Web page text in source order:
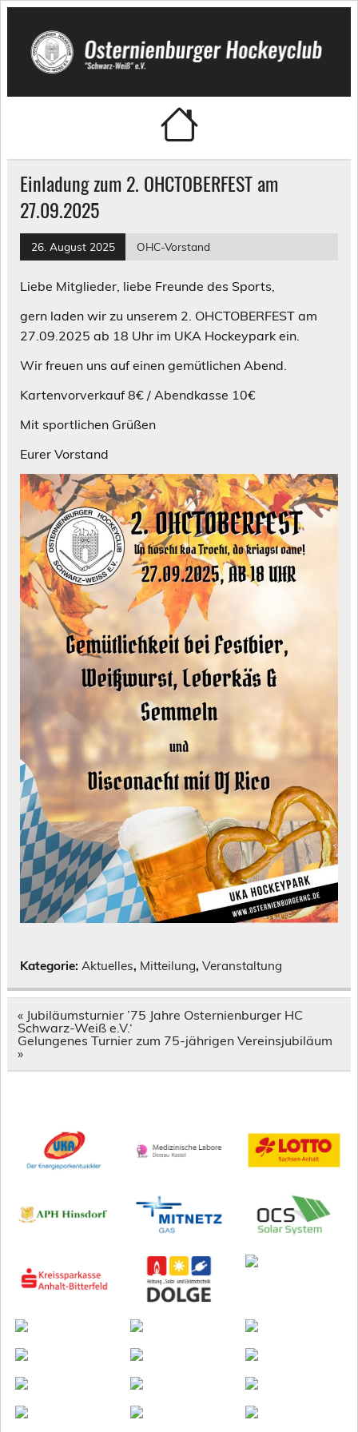
Skip
content
Osternienburger Hockeyclub
Einladung zum 2. OHCTOBERFEST am
27.09.2025
26. August 2025 OHC-Vorstand
Liebe Mitglieder, liebe Freunde des Sports,
gern laden wir zu unserem 2. OHCTOBERFEST am
27.09.2025 ab 18 Uhr im UKA Hockeypark ein.
Wir freuen uns auf einen gemütlichen Abend.
Kartenvorverkauf 8€ / Abendkasse 10€
Mit sportlichen Grüßen
Eurer Vorstand
Kategorie: Aktuelles, Mitteilung, Veranstaltung
Beitragsnavigation
« Jubiläumsturnier ’75 Jahre Osternienburger HC
Schwarz-Weiß e.V.‘
Gelungenes Turnier zum 75-jährigen Vereinsjubiläum
»